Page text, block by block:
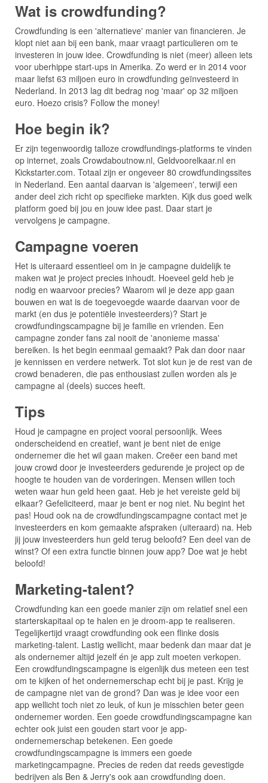
Wat is crowdfunding?
Crowdfunding is een 'alternatieve' manier van financieren. Je
klopt niet aan bij een bank, maar vraagt particulieren om te
investeren in jouw idee. Crowdfunding is niet (meer) alleen iets
voor uberhippe start-ups in Amerika. Zo werd er in 2014 voor
maar liefst 63 miljoen euro in crowdfunding geïnvesteerd in
Nederland. In 2013 lag dit bedrag nog 'maar' op 32 miljoen
euro. Hoezo crisis? Follow the money!
Hoe begin ik?
Er zijn tegenwoordig talloze crowdfundings-platforms te vinden
op internet, zoals Crowdaboutnow.nl, Geldvoorelkaar.nl en
Kickstarter.com. Totaal zijn er ongeveer 80 crowdfundingssites
in Nederland. Een aantal daarvan is 'algemeen', terwijl een
ander deel zich richt op specifieke markten. Kijk dus goed welk
platform goed bij jou en jouw idee past. Daar start je
vervolgens je campagne.
Campagne voeren
Het is uiteraard essentieel om in je campagne duidelijk te
maken wat je project precies inhoudt. Hoeveel geld heb je
nodig en waarvoor precies? Waarom wil je deze app gaan
bouwen en wat is de toegevoegde waarde daarvan voor de
markt (en dus je potentiële investeerders)? Start je
crowdfundingscampagne bij je familie en vrienden. Een
campagne zonder fans zal nooit de 'anonieme massa'
bereiken. Is het begin eenmaal gemaakt? Pak dan door naar
je kennissen en verdere netwerk. Tot slot kun je de rest van de
crowd benaderen, die pas enthousiast zullen worden als je
campagne al (deels) succes heeft.
Tips
Houd je campagne en project vooral persoonlijk. Wees
onderscheidend en creatief, want je bent niet de enige
ondernemer die het wil gaan maken. Creëer een band met
jouw crowd door je investeerders gedurende je project op de
hoogte te houden van de vorderingen. Mensen willen toch
weten waar hun geld heen gaat. Heb je het vereiste geld bij
elkaar? Gefeliciteerd, maar je bent er nog niet. Nu begint het
pas! Houd ook na de crowdfundingscampagne contact met je
investeerders en kom gemaakte afspraken (uiteraard) na. Heb
jij jouw investeerders hun geld terug beloofd? Een deel van de
winst? Of een extra functie binnen jouw app? Doe wat je hebt
beloofd!
Marketing-talent?
Crowdfunding kan een goede manier zijn om relatief snel een
starterskapitaal op te halen en je droom-app te realiseren.
Tegelijkertijd vraagt crowdfunding ook een flinke dosis
marketing-talent. Lastig wellicht, maar bedenk dan maar dat je
als ondernemer altijd jezelf én je app zult moeten verkopen.
Een crowdfundingscampagne is eigenlijk dus meteen een test
om te kijken of het ondernemerschap echt bij je past. Krijg je
de campagne niet van de grond? Dan was je idee voor een
app wellicht toch niet zo leuk, of kun je misschien beter geen
ondernemer worden. Een goede crowdfundingscampagne kan
echter ook juist een gouden start voor je app-
ondernemerschap betekenen. Een goede
crowdfundingscampagne is immers een goede
marketingcampagne. Precies de reden dat reeds gevestigde
bedrijven als Ben & Jerry's ook aan crowdfunding doen.